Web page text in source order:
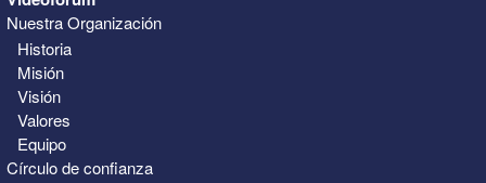
Nuestra Organización
Historia
Misión
Visión
Valores
Equipo
Círculo de confianza